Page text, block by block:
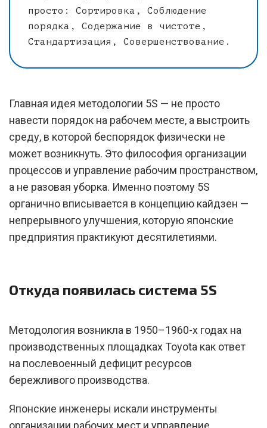
просто: Сортировка, Соблюдение
порядка, Содержание в чистоте,
Стандартизация, Совершенствование.
Главная идея методологии 5S — не просто
навести порядок на рабочем месте, а выстроить
среду, в которой беспорядок физически не
может возникнуть. Это философия организации
процессов и управление рабочим пространством,
а не разовая уборка. Именно поэтому 5S
органично вписывается в концепцию кайдзен —
непрерывного улучшения, которую японские
предприятия практикуют десятилетиями.
Откуда появилась система 5S
Методология возникла в 1950–1960-х годах на
производственных площадках Toyota как ответ
на послевоенный дефицит ресурсов
бережливого производства.
Японские инженеры искали инструменты
организации рабочих мест и управление